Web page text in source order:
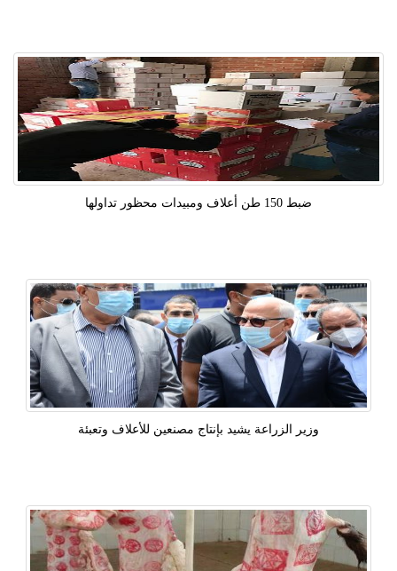
ضبط 150 طن أعلاف ومبيدات محظور تداولها
وزير الزراعة يشيد بإنتاج مصنعين للأعلاف وتعبئة